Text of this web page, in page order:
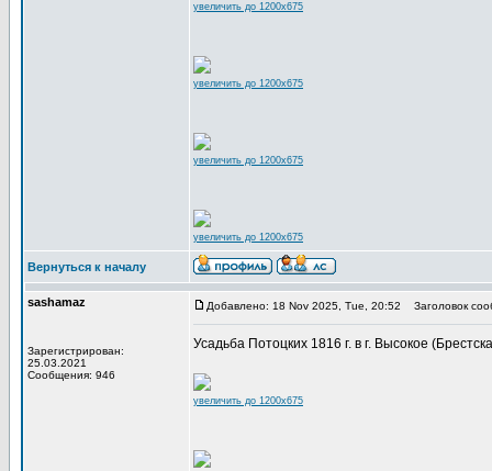
увеличить до 1200x675
увеличить до 1200x675
увеличить до 1200x675
увеличить до 1200x675
Вернуться к началу
sashamaz
Зарегистрирован:
25.03.2021
Сообщения: 946
Добавлено: 18 Nov 2025, Tue, 20:52 Заголовок
Усадьба Потоцких 1816 г. в г. Высокое
увеличить до 1200x675